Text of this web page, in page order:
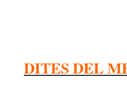
DITES DEL